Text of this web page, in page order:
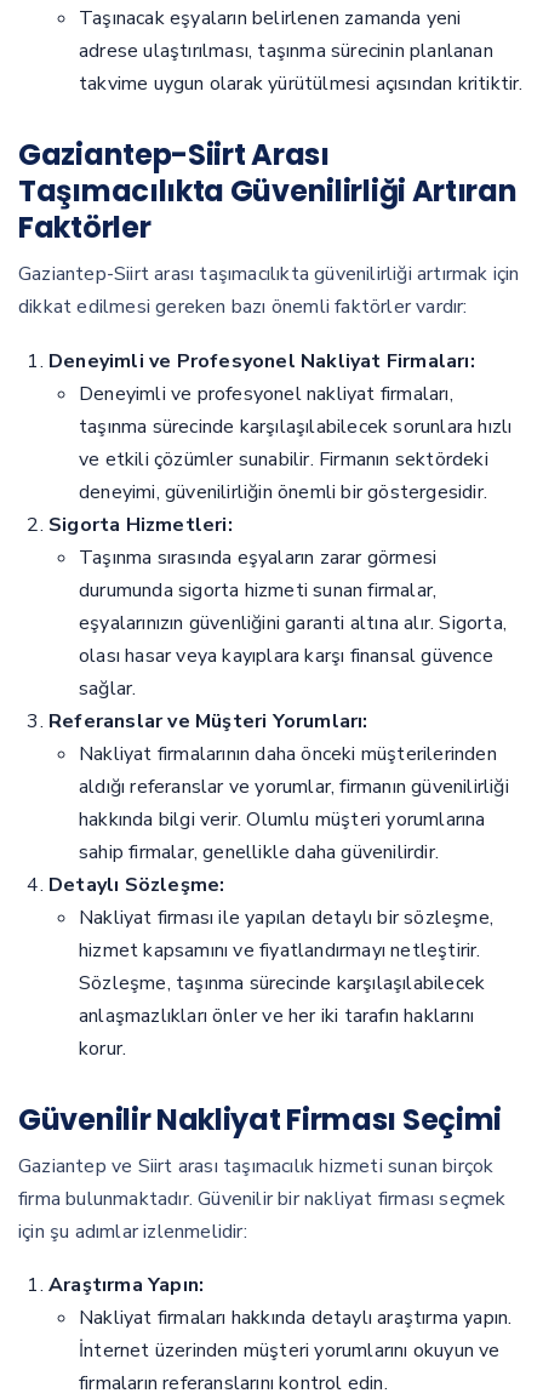
Taşınacak eşyaların belirlenen zamanda yeni
adrese ulaştırılması, taşınma sürecinin planlanan
takvime uygun olarak yürütülmesi açısından kritiktir.
Gaziantep-Siirt Arası
Taşımacılıkta Güvenilirliği Artıran
Faktörler
Gaziantep-Siirt arası taşımacılıkta güvenilirliği artırmak için
dikkat edilmesi gereken bazı önemli faktörler vardır:
Deneyimli ve Profesyonel Nakliyat Firmaları:
Deneyimli ve profesyonel nakliyat firmaları,
taşınma sürecinde karşılaşılabilecek sorunlara hızlı
ve etkili çözümler sunabilir. Firmanın sektördeki
deneyimi, güvenilirliğin önemli bir göstergesidir.
Sigorta Hizmetleri:
Taşınma sırasında eşyaların zarar görmesi
durumunda sigorta hizmeti sunan firmalar,
eşyalarınızın güvenliğini garanti altına alır. Sigorta,
olası hasar veya kayıplara karşı finansal güvence
sağlar.
Referanslar ve Müşteri Yorumları:
Nakliyat firmalarının daha önceki müşterilerinden
aldığı referanslar ve yorumlar, firmanın güvenilirliği
hakkında bilgi verir. Olumlu müşteri yorumlarına
sahip firmalar, genellikle daha güvenilirdir.
Detaylı Sözleşme:
Nakliyat firması ile yapılan detaylı bir sözleşme,
hizmet kapsamını ve fiyatlandırmayı netleştirir.
Sözleşme, taşınma sürecinde karşılaşılabilecek
anlaşmazlıkları önler ve her iki tarafın haklarını
korur.
Güvenilir Nakliyat Firması Seçimi
Gaziantep ve Siirt arası taşımacılık hizmeti sunan birçok
firma bulunmaktadır. Güvenilir bir nakliyat firması seçmek
için şu adımlar izlenmelidir:
Araştırma Yapın:
Nakliyat firmaları hakkında detaylı araştırma yapın.
İnternet üzerinden müşteri yorumlarını okuyun ve
firmaların referanslarını kontrol edin.